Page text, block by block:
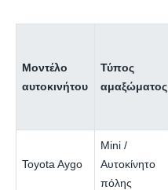
Μοντέλο
αυτοκινήτου
Τύπος
αμαξώματος
Toyota Aygo
Mini /
Αυτοκίνητο
πόλης